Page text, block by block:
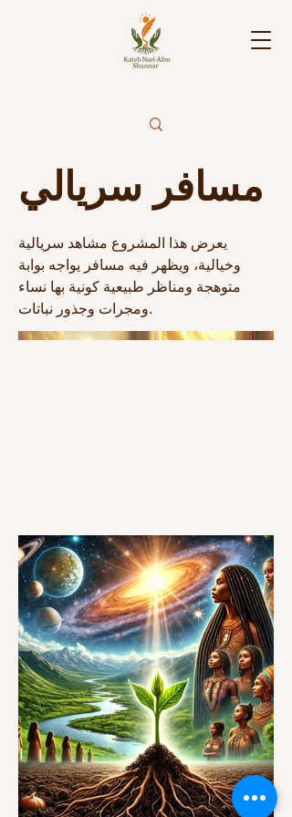
مسافر سريالي
يعرض هذا المشروع مشاهد سريالية
وخيالية، ويظهر فيه مسافر يواجه بوابة
متوهجة ومناظر طبيعية كونية بها نساء
ومجرات وجذور نباتات.